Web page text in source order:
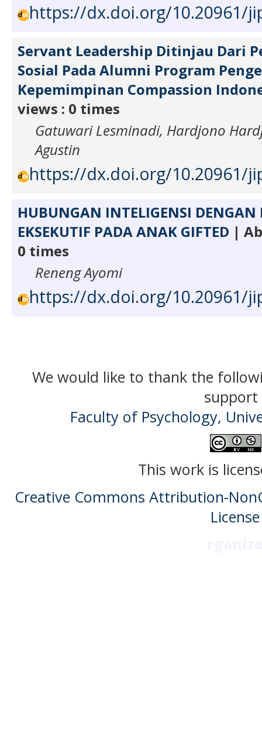
https://dx.doi.org/10.20961/
Servant Leadership Ditinjau Dari
Sosial Pada Alumni Program
Kepemimpinan Compassion
views : 0 times
Gatuwari Lesminadi, Hardjono
Agustin
https://dx.doi.org/10.20961/
HUBUNGAN INTELIGENSI DENGAN
EKSEKUTIF PADA ANAK GIFTED |
0 times
Reneng Ayomi
https://dx.doi.org/10.20961/
We would like to thank the
support
Faculty of Psychology,
This work is
Creative Commons Attribution-
License